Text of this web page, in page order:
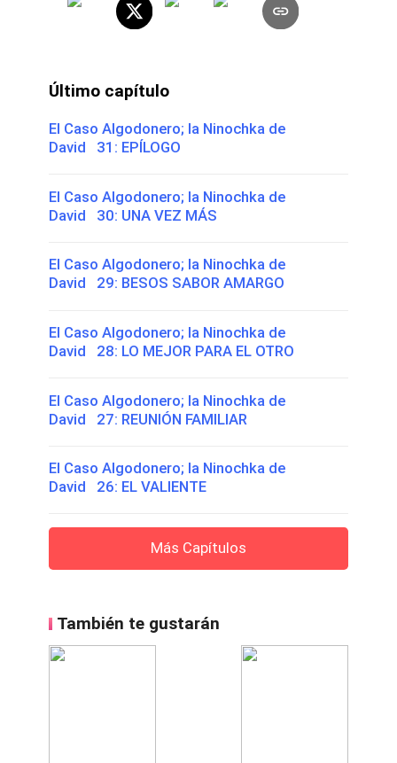
Último capítulo
El Caso Algodonero; la Ninochka de
David 31: EPÍLOGO
El Caso Algodonero; la Ninochka de
David 30: UNA VEZ MÁS
El Caso Algodonero; la Ninochka de
David 29: BESOS SABOR AMARGO
El Caso Algodonero; la Ninochka de
David 28: LO MEJOR PARA EL OTRO
El Caso Algodonero; la Ninochka de
David 27: REUNIÓN FAMILIAR
El Caso Algodonero; la Ninochka de
David 26: EL VALIENTE
Más Capítulos
También te gustarán